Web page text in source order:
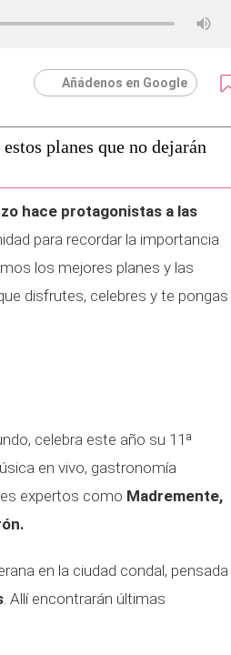
Añádenos en Google
planes que no dejarán
hace protagonistas a las
para recordar la importancia
los mejores planes y las
disfrutes, celebres y te pongas
celebra este año su 11ª
en vivo, gastronomía
expertos como Madremente,
en la ciudad condal, pensada
. Allí encontrarán últimas